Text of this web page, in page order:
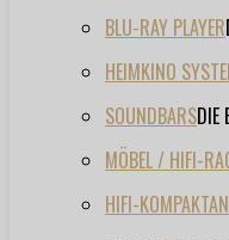
BLU-RAY PLAYER
HEIMKINO
SOUNDBARSDIE
MÖBEL / HIFI-
HIFI-